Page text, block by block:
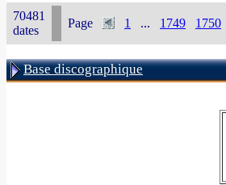
70481
dates
Page 1 ... 1749 1750
Base discographique